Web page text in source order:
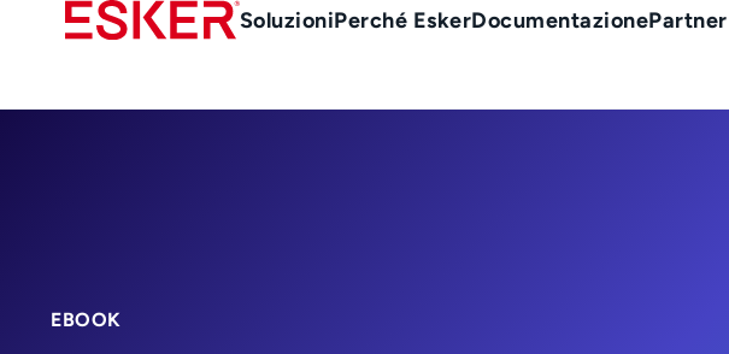
content
Main
SoluzioniPerché EskerDocumentazione
EBOOK